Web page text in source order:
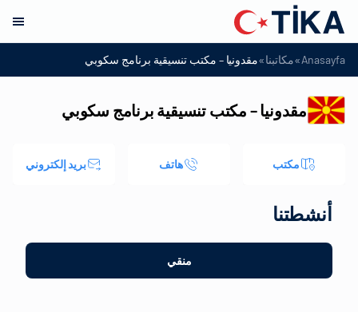
Anasayfa
»مكاتبنا»مقدونيا – مكتب تنسيقية برنامج سكوبي
مقدونيا – مكتب تنسيقية برنامج سكوبي
مكتب هاتف بريد إلكتروني
أنشطتنا
منقي